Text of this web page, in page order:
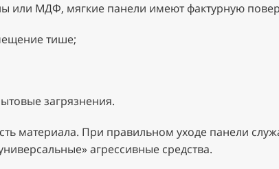
или МДФ, мягкие панели имеют фактурную
тише;
загрязнения.
материала. При правильном уходе панели
агрессивные средства.